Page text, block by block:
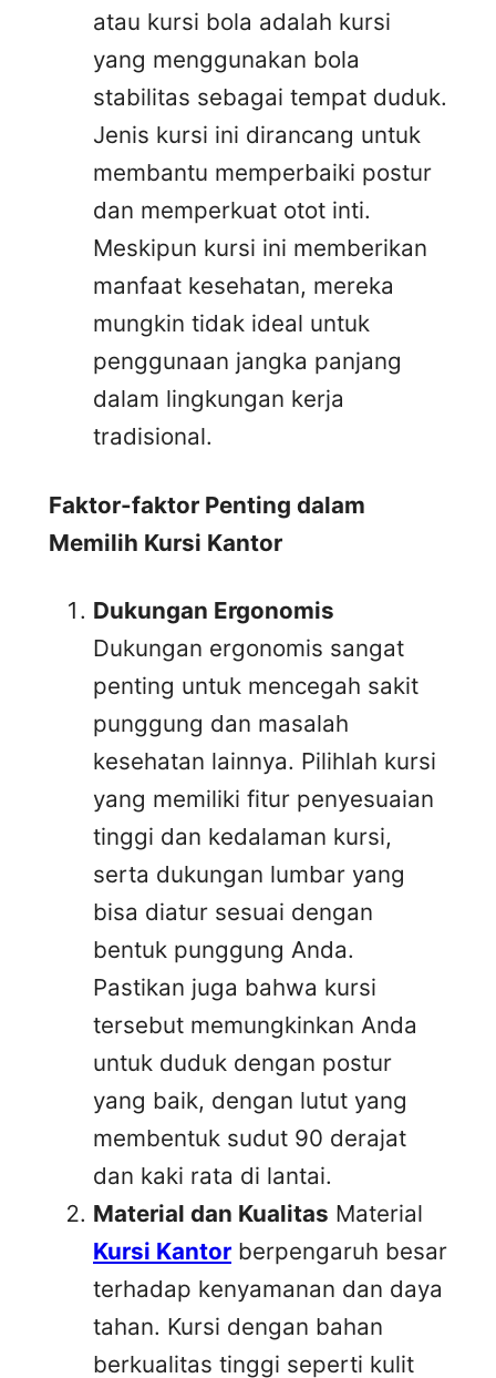
atau kursi bola adalah kursi
yang menggunakan bola
stabilitas sebagai tempat duduk.
Jenis kursi ini dirancang untuk
membantu memperbaiki postur
dan memperkuat otot inti.
Meskipun kursi ini memberikan
manfaat kesehatan, mereka
mungkin tidak ideal untuk
penggunaan jangka panjang
dalam lingkungan kerja
tradisional.
Faktor-faktor Penting dalam
Memilih Kursi Kantor
Dukungan Ergonomis
Dukungan ergonomis sangat
penting untuk mencegah sakit
punggung dan masalah
kesehatan lainnya. Pilihlah kursi
yang memiliki fitur penyesuaian
tinggi dan kedalaman kursi,
serta dukungan lumbar yang
bisa diatur sesuai dengan
bentuk punggung Anda.
Pastikan juga bahwa kursi
tersebut memungkinkan Anda
untuk duduk dengan postur
yang baik, dengan lutut yang
membentuk sudut 90 derajat
dan kaki rata di lantai.
Material dan Kualitas Material
Kursi Kantor berpengaruh besar
terhadap kenyamanan dan daya
tahan. Kursi dengan bahan
berkualitas tinggi seperti kulit